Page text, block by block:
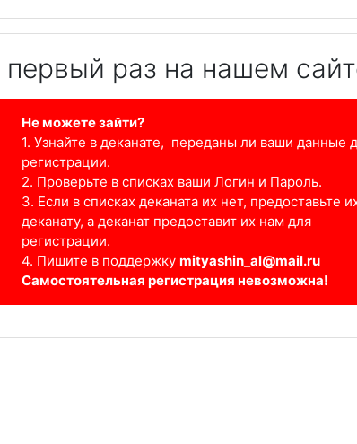
раз на нашем
Не можете зайти?
1. Узнайте в деканате, переданы ли ваши данные
регистрации.
2. Проверьте в списках ваши Логин и Пароль.
3. Если в списках деканата их нет, предоставьте
деканату, а деканат предоставит их нам для
регистрации.
4. Пишите в поддержку mityashin_al@mail.ru
Самостоятельная регистрация невозможна!